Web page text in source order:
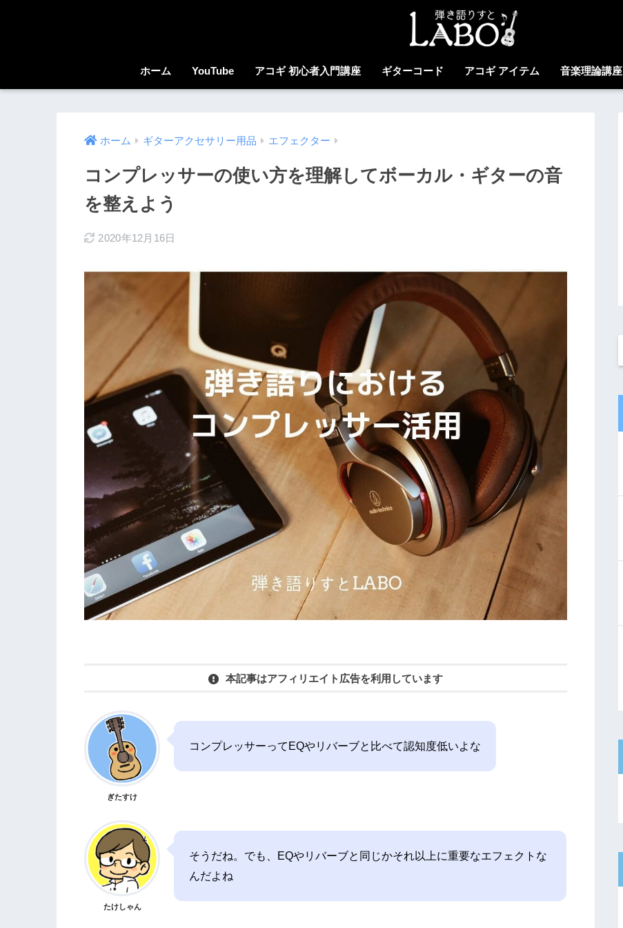
ホーム YouTube アコギ 初心者入門講座 ギターコード アコギ アイテム 音楽理論講座
ホーム ギターアクセサリー用品 エフェクター
コンプレッサーの使い方を理解してボーカル・ギターの音
を整えよう
2020年12月16日
本記事はアフィリエイト広告を利用しています
ぎたすけ
コンプレッサーってEQやリバーブと比べて認知度低いよな
たけしゃん
そうだね。でも、EQやリバーブと同じかそれ以上に重要なエフェクトな
んだよね